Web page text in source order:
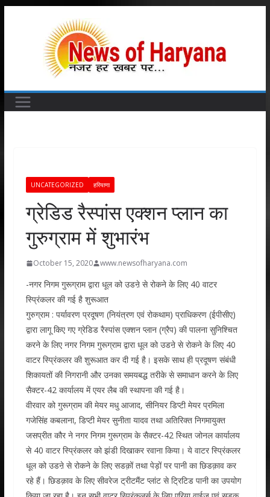
UNCATEGORIZED हरियाणा
ग्रेडिड रैस्पांस एक्शन प्लान का
गुरुग्राम में शुभारंभ
October 15, 2020 www.newsofharyana.com
-नगर निगम गुरूग्राम द्वारा धूल को उडऩे से रोकने के लिए 40 वाटर
स्प्रिंकलर की गई है शुरूआत
गुरुग्राम : पर्यावरण प्रदूषण (नियंत्रण एवं रोकथाम) प्राधिकरण (ईपीसीए)
द्वारा लागू किए गए ग्रेडिड रैस्पांस एक्शन प्लान (ग्रैप) की पालना सुनिश्चित
करने के लिए नगर निगम गुरूग्राम द्वारा धूल को उडऩे से रोकने के लिए 40
वाटर स्प्रिंकलर की शुरूआत कर दी गई है। इसके साथ ही प्रदूषण संबंधी
शिकायतों की निगरानी और उनका समयबद्ध तरीके से समाधान करने के लिए
सैक्टर-42 कार्यालय में एयर लैब की स्थापना की गई है।
वीरवार को गुरूग्राम की मेयर मधु आजाद, सीनियर डिप्टी मेयर प्रमिला
गजेसिंह कबलाना, डिप्टी मेयर सुनीता यादव तथा अतिरिक्त निगमायुक्त
जसप्रीत कौर ने नगर निगम गुरूग्राम के सैक्टर-42 स्थित जोनल कार्यालय
से 40 वाटर स्प्रिंकलर को झंडी दिखाकर रवाना किया। ये वाटर स्प्रिंकलर
धूल को उडऩे से रोकने के लिए सडक़ों तथा पेड़ों पर पानी का छिडक़ाव कर
रहे हैं। छिडक़ाव के लिए सीवरेज ट्रीटमैंट प्लांट से ट्रिटिड पानी का उपयोग